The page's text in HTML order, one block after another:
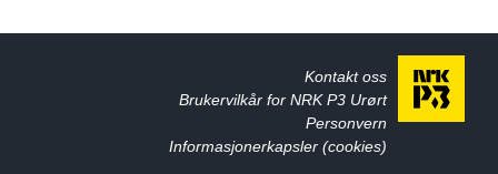
Kontakt oss
Brukervilkår for NRK P3 Urørt
Personvern
Informasjonerkapsler (cookies)